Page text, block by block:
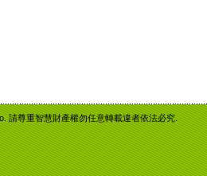
請尊重智慧財產權勿任意轉載違者依法必究.